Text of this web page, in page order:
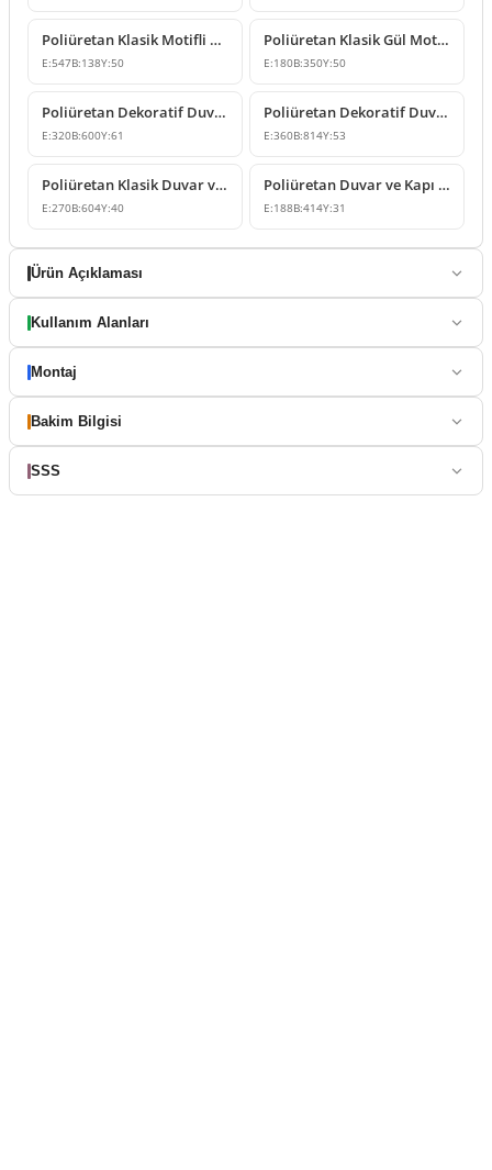
Poliüretan Klasik Motifli Dikey Duvar Süsleme Modeli
E:547B:138Y:50
Poliüretan Klasik Gül Motifli Duvar ve Mobilya Süsleme Modeli
E:180B:350Y:50
Poliüretan Dekoratif Duvar ve Kapı Üstü Süsleme Modelleri
E:320B:600Y:61
Poliüretan Dekoratif Duvar ve Kapı Üstü Süsleme Modeli
E:360B:814Y:53
Poliüretan Klasik Duvar ve Kapı Üstü Süsleme Çeşitleri
E:270B:604Y:40
Poliüretan Duvar ve Kapı Üstü Süsleme Modeli
E:188B:414Y:31
Ürün Açıklaması
Kullanım Alanları
Montaj
Bakim Bilgisi
SSS